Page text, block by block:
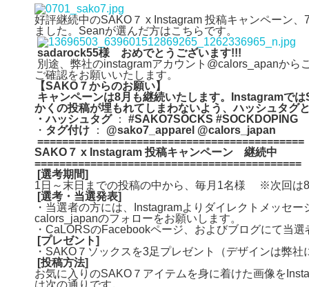
好評継続中のSAKO７ x Instagram 投稿キャンペーン
ました。Seanが選んだ方はこちらです。
sadarock55様 おめでとうございます!!!
別途、弊社のinstagramアカウント@calors_apanから
ご確認をお願いいたします。
【SAKO７からのお願い】
キャンペーンは8月も継続いたします。Instagramで
かくの投稿が埋もれてしまわないよう、ハッシュタグ
・ハッシュタグ： #SAKO7SOCKS #SOCKDOPING
・ タグ付け ： @sako7_apparel @calors_japan
===========================================
SAKO７ x Instagram 投稿キャンペーン 継続中
===========================================
[選考期間]
1日～末日までの投稿の中から、毎月1名様 ※次回は
[選考・当選発表]
・当選者の方には、Instagramよりダイレクトメッセ
calors_japanのフォローをお願いします。
・CaLORSのFacebookページ、およびブログにて当
[プレゼント]
・SAKO７ソックスを3足プレゼント（デザインは弊
[投稿方法]
お気に入りのSAKO７アイテムを身に着けた画像を
は次の通りです。